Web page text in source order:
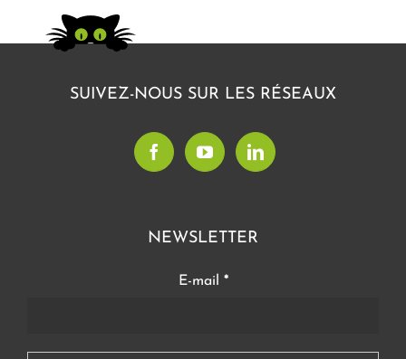
SUIVEZ-NOUS SUR LES RÉSEAUX
NEWSLETTER
E-mail *